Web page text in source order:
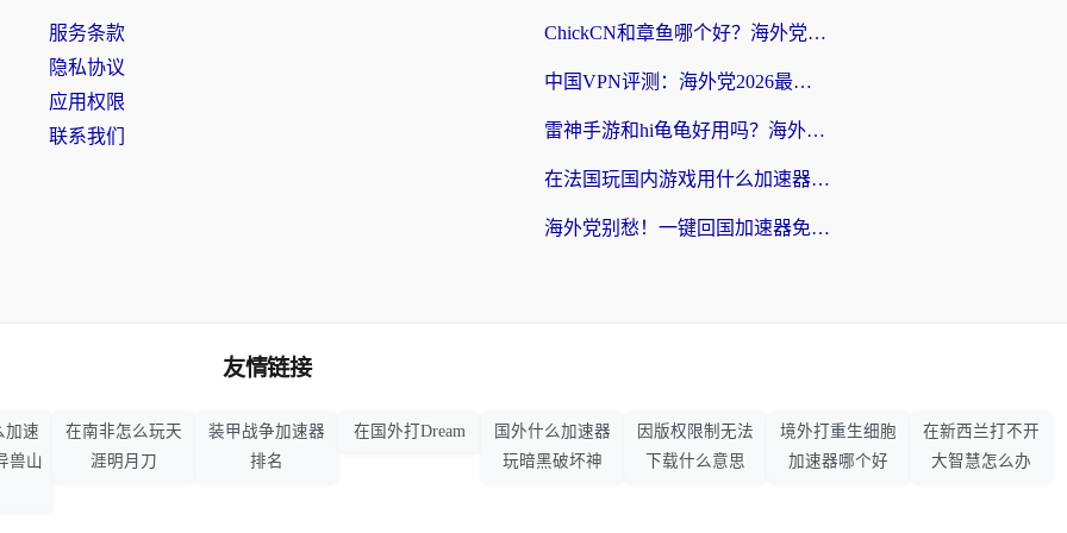
服务条款
隐私协议
应用权限
联系我们
ChickCN和章鱼哪个好？海外党选回国加速器的3个关键维度 + 实用避坑指南
中国VPN评测：海外党2026最全回国加速器选择指南，告别地区限制不踩坑
雷神手游和hi龟龟好用吗？海外党亲测3款回国加速器，教你选对国外到国内加速器
在法国玩国内游戏用什么加速器？2026实测解决延迟卡顿的实用指南
海外党别愁！一键回国加速器免费版怎么选？从踩坑到流畅访问的全攻略
友情链接
加速
兽山
在南非怎么玩天
涯明月刀
装甲战争加速器
排名
在国外打Dream
国外什么加速器
玩暗黑破坏神
因版权限制无法
下载什么意思
境外打重生细胞
加速器哪个好
在新西兰打不开
大智慧怎么办